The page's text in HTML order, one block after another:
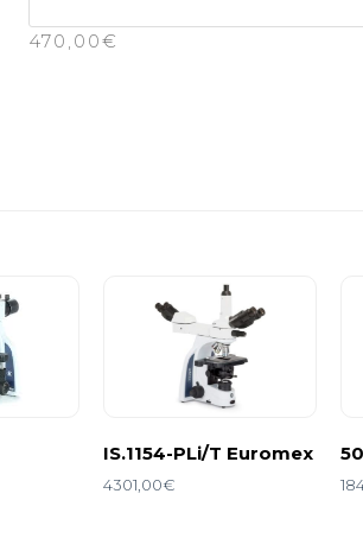
470,00€
IS.1154-PLi/T Euromex
4301,00€